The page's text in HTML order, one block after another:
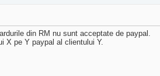
din RM nu sunt acceptate de paypal.
X pe Y paypal al clientului Y.